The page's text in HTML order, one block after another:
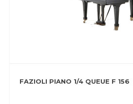
FAZIOLI PIANO 1/4 QUEUE F 156